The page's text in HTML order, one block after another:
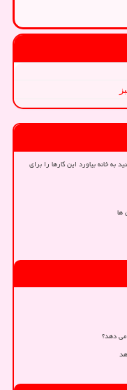
به خانه بیاورد این کارها را برای
ها
می دهد؟